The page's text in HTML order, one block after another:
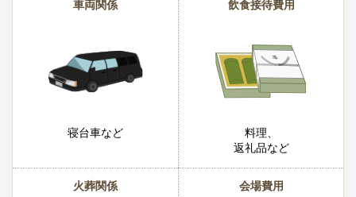
車両関係
寝台車など
飲食接待費用
料理、
返礼品など
火葬関係 会場費用